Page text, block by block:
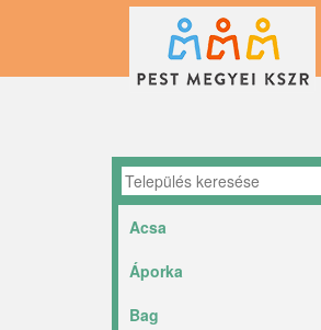
tartalomra
Acsa
Áporka
Bag